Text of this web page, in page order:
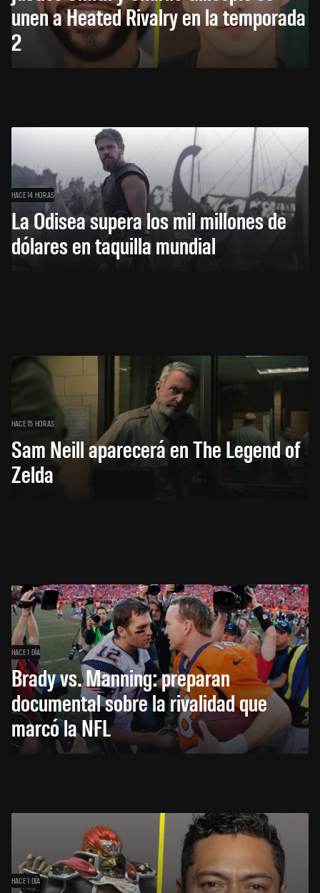
unen a Heated Rivalry en la temporada
2
HACE 14 HORAS
La Odisea supera los mil millones de
dólares en taquilla mundial
HACE 15 HORAS
Sam Neill aparecerá en The Legend of
Zelda
HACE 1 DÍA
Brady vs. Manning: preparan
documental sobre la rivalidad que
marcó la NFL
HACE 1 DÍA